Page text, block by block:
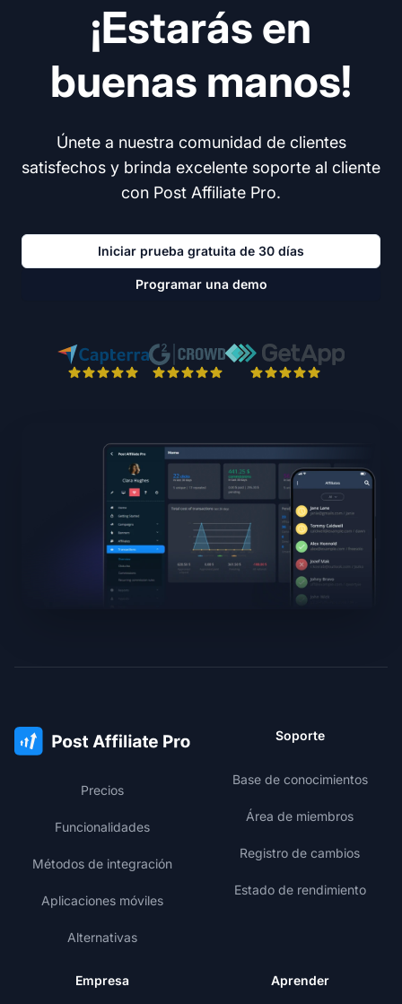
¡Estarás en
buenas manos!
Únete a nuestra comunidad de clientes
satisfechos y brinda excelente soporte al cliente
con Post Affiliate Pro.
Iniciar prueba gratuita de 30 días
Programar una demo
Precios
Funcionalidades
Métodos de integración
Aplicaciones móviles
Alternativas
Soporte
Base de conocimientos
Área de miembros
Registro de cambios
Estado de rendimiento
Empresa Aprender